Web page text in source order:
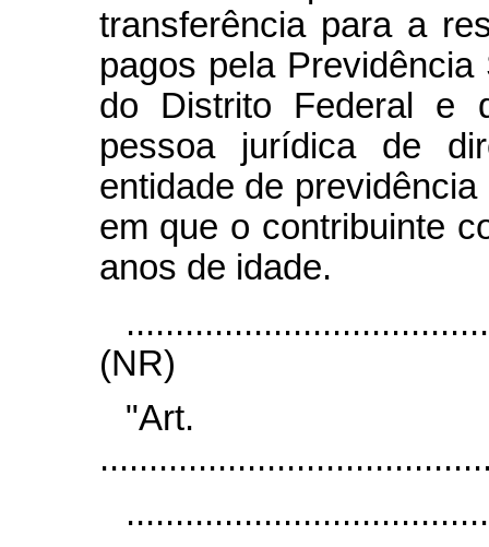
transferência para a
pagos pela
do Distrito Federal e
pessoa jurídica de
entidade de
em que o contribuinte
anos de idade.
(NR)